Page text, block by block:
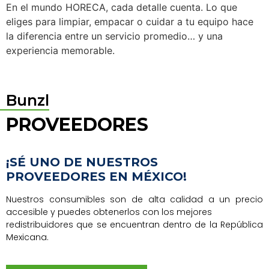
En el mundo HORECA, cada detalle cuenta. Lo que
eliges para limpiar, empacar o cuidar a tu equipo hace
la diferencia entre un servicio promedio… y una
experiencia memorable.
Bunzl
PROVEEDORES
¡SÉ UNO DE NUESTROS
PROVEEDORES EN MÉXICO!
Nuestros consumibles son de alta calidad a un precio
accesible y puedes obtenerlos con los mejores
redistribuidores que se encuentran dentro de la República
Mexicana.